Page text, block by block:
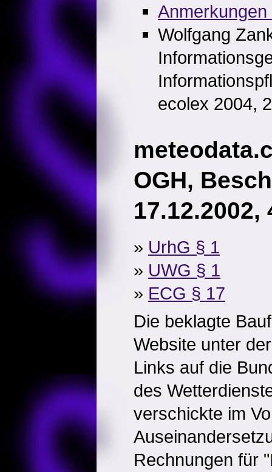
Wolfgang
ecolex 2004,
OGH,
17.12.2002,
» UrhG § 1
» UWG § 1
» ECG § 17
Die beklagte
Website unter
Links auf die
des
verschickte im
Rechnungen für